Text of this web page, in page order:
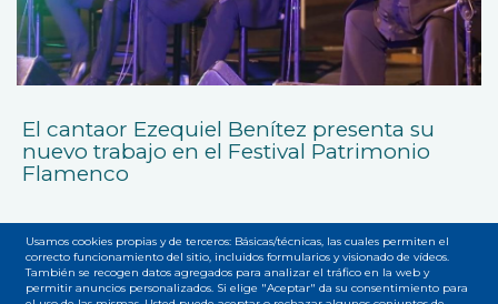
El cantaor Ezequiel Benítez presenta su
nuevo trabajo en el Festival Patrimonio
Flamenco
Usamos cookies propias y de terceros: Básicas/técnicas, las cuales permiten el
correcto funcionamiento del sitio, incluidos formularios y visionado de vídeos.
También se recogen datos agregados para analizar el tráfico en la web y
permitir anuncios personalizados. Si elige "Aceptar" da su consentimiento para